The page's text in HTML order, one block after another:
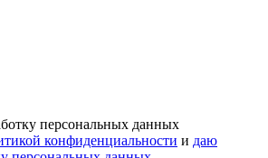
персональных данных
конфиденциальности и даю